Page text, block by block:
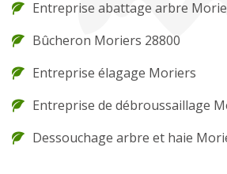
Entreprise abattage arbre
Bûcheron Moriers 28800
Entreprise élagage Moriers
Entreprise de débroussaillage
Dessouchage arbre et haie